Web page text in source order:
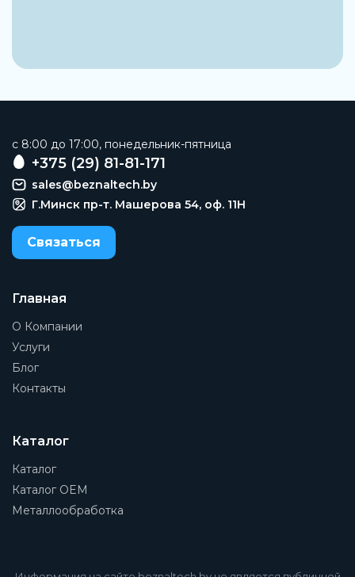
Рабочая среда
Сжатый воздух и вода
Заказать
c 8:00 до 17:00, понедельник-пятница
+375 (29) 81-81-171
sales@beznaltech.by
Г.Минск пр-т. Машерова 54, оф. 11H
Связаться
Главная
О Компании
Услуги
Блог
Контакты
Каталог
Каталог
Каталог OEM
Металлообработка